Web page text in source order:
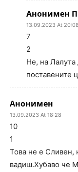
Анонимен
13.09.2023 At 20:08
7
2
Не, на
поставените
Анонимен
13.09.2023 At 18:28
10
1
Това не е Сливен,
вадиш.Хубаво че